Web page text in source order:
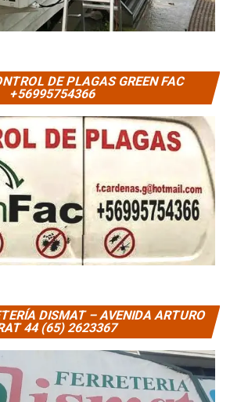
DE PLAGAS GREEN FAC
+56995754366
DISMAT – AVENIDA ARTURO
44 (65) 2623367